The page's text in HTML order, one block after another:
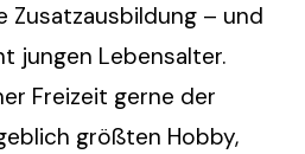
Zusatzausbildung – und
jungen Lebensalter.
Freizeit gerne der
größten Hobby,